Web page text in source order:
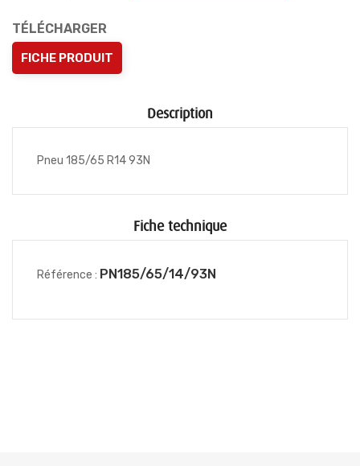
TÉLÉCHARGER
FICHE PRODUIT
Description
Pneu 185/65 R14 93N
Fiche technique
Référence : PN185/65/14/93N